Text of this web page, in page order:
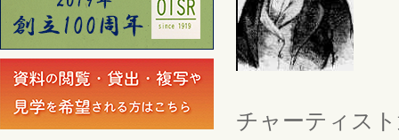
チャーティス